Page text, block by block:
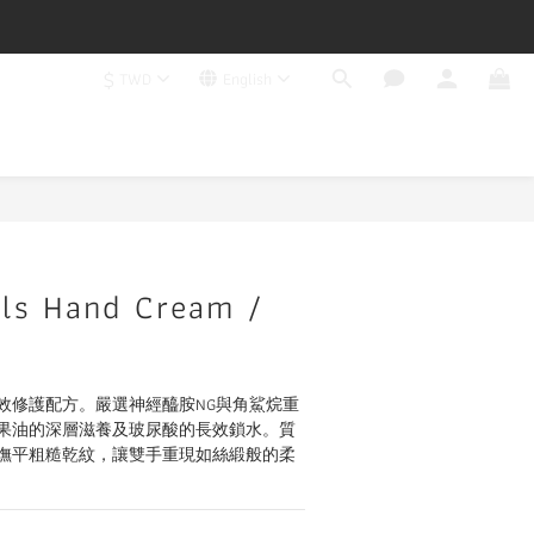
Hand Cream /
修護配方。嚴選神經醯胺NG與角鯊烷重
油的深層滋養及玻尿酸的長效鎖水。質
平粗糙乾紋，讓雙手重現如絲緞般的柔